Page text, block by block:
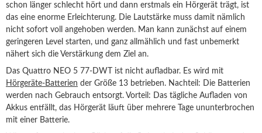
schon länger schlecht hört und dann erstmals ein Hörgerät trägt, ist
das eine enorme Erleichterung. Die Lautstärke muss damit nämlich
nicht sofort voll angehoben werden. Man kann zunächst auf einem
geringeren Level starten, und ganz allmählich und fast unbemerkt
nähert sich die Verstärkung dem Ziel an.
Das Quattro NEO 5 77-DWT ist nicht aufladbar. Es wird mit
Hörgeräte-Batterien der Größe 13 betrieben. Nachteil: Die Batterien
werden nach Gebrauch entsorgt. Vorteil: Das tägliche Aufladen von
Akkus entfällt, das Hörgerät läuft über mehrere Tage ununterbrochen
mit einer Batterie.